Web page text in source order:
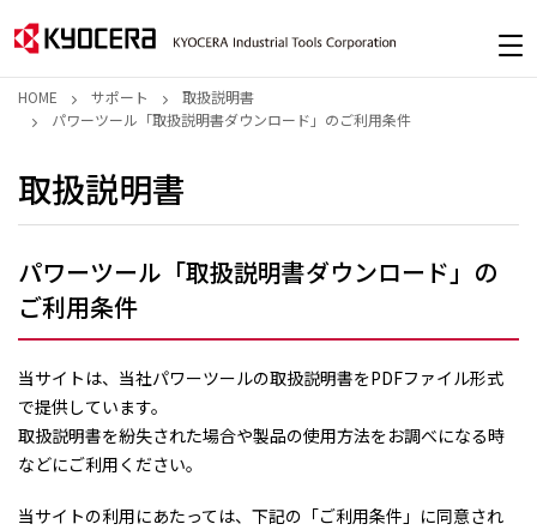
HOME サポート
取扱説明書
パワーツール「取扱説明書ダウンロード」のご利用条件
取扱説明書
パワーツール「取扱説明書ダウンロード」の
ご利用条件
当サイトは、当社パワーツールの取扱説明書をPDFファイル形式
で提供しています。
取扱説明書を紛失された場合や製品の使用方法をお調べになる時
などにご利用ください。
当サイトの利用にあたっては、下記の「ご利用条件」に同意され